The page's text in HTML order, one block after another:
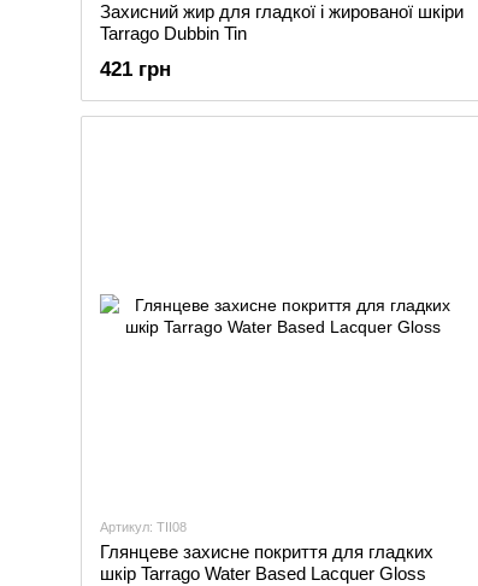
Захисний жир для гладкої і жированої шкіри
Tarrago Dubbin Tin
421 грн
Артикул: TII08
Глянцеве захисне покриття для гладких
шкір Tarrago Water Based Lacquer Gloss